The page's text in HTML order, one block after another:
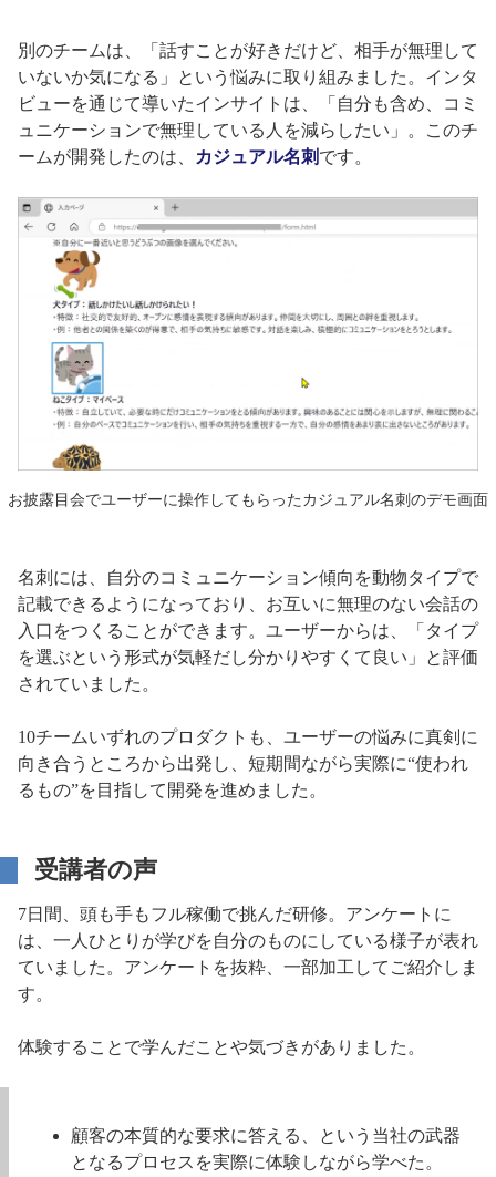
別のチームは、「話すことが好きだけど、相手が無理して
いないか気になる」という悩みに取り組みました。インタ
ビューを通じて導いたインサイトは、「自分も含め、コミ
ュニケーションで無理している人を減らしたい」。このチ
ームが開発したのは、
カジュアル名刺 です。
お披露目会でユーザーに操作してもらったカジュアル名刺のデモ画面
名刺には、自分のコミュニケーション傾向を動物タイプで
記載できるようになっており、お互いに無理のない会話の
入口をつくることができます。ユーザーからは、「タイプ
を選ぶという形式が気軽だし分かりやすくて良い」と評価
されていました。
10チームいずれのプロダクトも、ユーザーの悩みに真剣に
向き合うところから出発し、短期間ながら実際に“使われ
るもの”を目指して開発を進めました。
受講者の声
7日間、頭も手もフル稼働で挑んだ研修。アンケートに
は、一人ひとりが学びを自分のものにしている様子が表れ
ていました。アンケートを抜粋、一部加工してご紹介しま
す。
体験することで学んだことや気づきがありました。
顧客の本質的な要求に答える、という当社の武器
となるプロセスを実際に体験しながら学べた。